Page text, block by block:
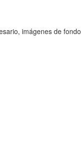
imágenes de fondo